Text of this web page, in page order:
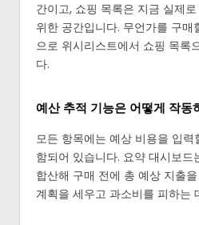
간이고, 쇼핑 목록은 지금 실제
위한 공간입니다. 무언가를 구매
으로 위시리스트에서 쇼핑 목록
다.
예산 추적 기능은 어떻게 작동
모든 항목에는 예상 비용을 입
함되어 있습니다. 요약 대시보
합산해 구매 전에 총 예상 지출
계획을 세우고 과소비를 피하는